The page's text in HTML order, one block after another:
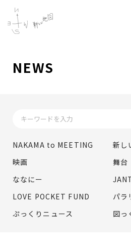
NEWS
香取
DISCOGRAPHY
CHIZUSHOP
NEWS
NAKAMA to MEETING
新し
映画
舞台
ななにー
LOVE POCKET FUND
パラ
ぷっくりニュース
図っ